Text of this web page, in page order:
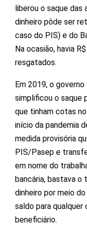
liberou o saque
dinheiro pôde ser
caso do PIS) e do
Na ocasião, havia
resgatados.
Em 2019, o
simplificou o saque
que tinham cotas
início da pandemia
medida provisória
PIS/Pasep e
em nome do
bancária, bastava o
dinheiro por meio
saldo para qualquer
beneficiário.